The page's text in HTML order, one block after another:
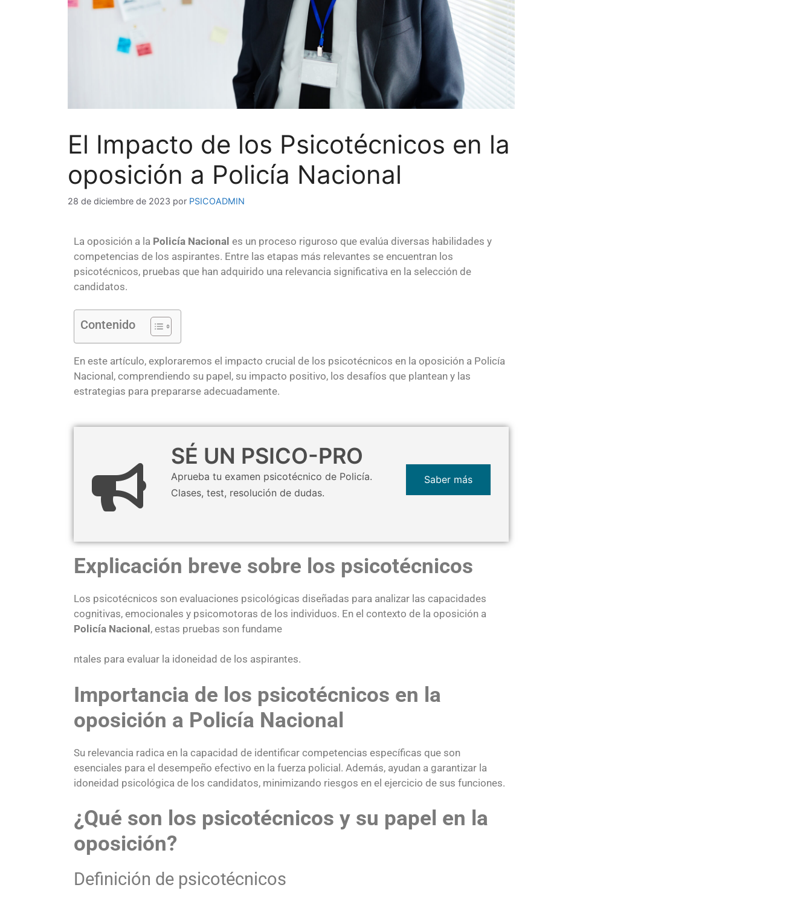
El Impacto de los Psicotécnicos en la
oposición a Policía Nacional
28 de diciembre de 2023 por PSICOADMIN
La oposición a la Policía Nacional es un proceso riguroso que evalúa diversas habilidades y
competencias de los aspirantes. Entre las etapas más relevantes se encuentran los
psicotécnicos, pruebas que han adquirido una relevancia significativa en la selección de
candidatos.
Contenido
En este artículo, exploraremos el impacto crucial de los psicotécnicos en la oposición a Policía
Nacional, comprendiendo su papel, su impacto positivo, los desafíos que plantean y las
estrategias para prepararse adecuadamente.
SÉ UN PSICO-PRO
Aprueba tu examen psicotécnico de Policía.
Clases, test, resolución de dudas.
Saber más
Explicación breve sobre los psicotécnicos
Los psicotécnicos son evaluaciones psicológicas diseñadas para analizar las capacidades
cognitivas, emocionales y psicomotoras de los individuos. En el contexto de la oposición a
Policía Nacional, estas pruebas son fundame
ntales para evaluar la idoneidad de los aspirantes.
Importancia de los psicotécnicos en la
oposición a Policía Nacional
Su relevancia radica en la capacidad de identificar competencias específicas que son
esenciales para el desempeño efectivo en la fuerza policial. Además, ayudan a garantizar la
idoneidad psicológica de los candidatos, minimizando riesgos en el ejercicio de sus funciones.
¿Qué son los psicotécnicos y su papel en la
oposición?
Definición de psicotécnicos